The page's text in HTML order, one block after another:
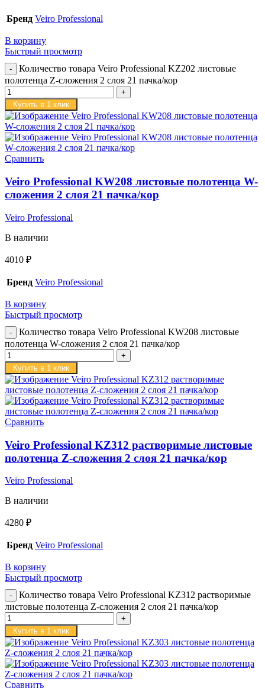
Бренд Veiro Professional
В корзину
Быстрый просмотр
Количество товара Veiro Professional KZ202 листовые
полотенца Z-сложения 2 слоя 21 пачка/кор
Купить в 1 клик
Сравнить
Veiro Professional KW208 листовые полотенца W-
сложения 2 слоя 21 пачка/кор
Veiro Professional
В наличии
4010 ₽
Бренд Veiro Professional
В корзину
Быстрый просмотр
Количество товара Veiro Professional KW208 листовые
полотенца W-сложения 2 слоя 21 пачка/кор
Купить в 1 клик
Сравнить
Veiro Professional KZ312 растворимые листовые
полотенца Z-сложения 2 слоя 21 пачка/кор
Veiro Professional
В наличии
4280 ₽
Бренд Veiro Professional
В корзину
Быстрый просмотр
Количество товара Veiro Professional KZ312 растворимые
листовые полотенца Z-сложения 2 слоя 21 пачка/кор
Купить в 1 клик
Сравнить